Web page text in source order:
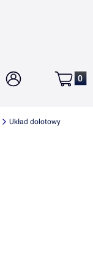
Zaloguj się Koszyk
Układ dolotowy